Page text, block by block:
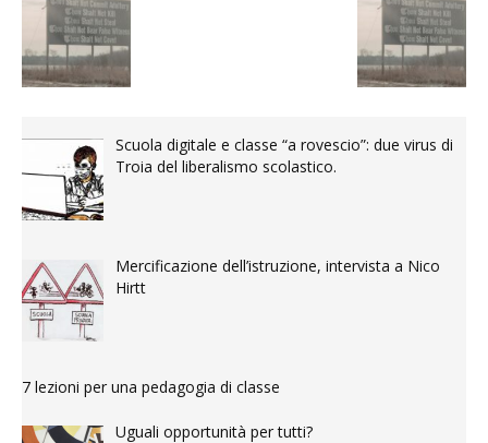
Scuola digitale e classe “a rovescio”: due virus di
Troia del liberalismo scolastico.
Mercificazione dell’istruzione, intervista a Nico
Hirtt
7 lezioni per una pedagogia di classe
Uguali opportunità per tutti?